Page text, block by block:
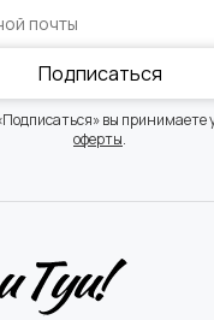
Подписаться
вы принимаете
оферты.